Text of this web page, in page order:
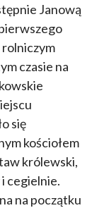
Janową
rolniczym
czasie na
się
kościołem
królewski,
cegielnie.
na początku